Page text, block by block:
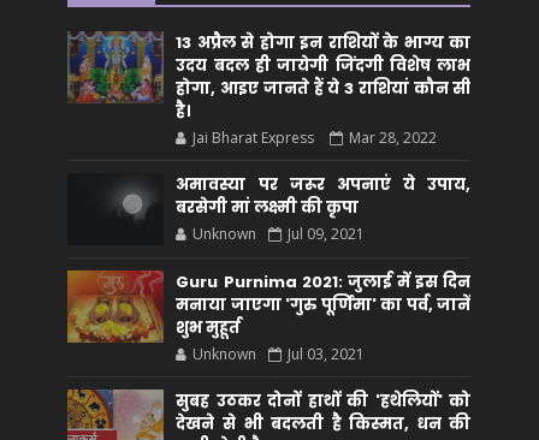
13 अप्रैल से होगा इन राशियों के भाग्य का
उदय बदल ही जायेगी जिंदगी विशेष लाभ
होगा, आइए जानते हैं ये 3 राशियां कौन सीं
है।
Jai Bharat Express Mar 28, 2022
अमावस्या पर जरूर अपनाएं ये उपाय,
बरसेगी मां लक्ष्मी की कृपा
Unknown Jul 09, 2021
Guru Purnima 2021: जुलाई में इस दिन
मनाया जाएगा 'गुरु पूर्णिमा' का पर्व, जानें
शुभ मुहूर्त
Unknown Jul 03, 2021
सुबह उठकर दोनों हाथों की 'हथेलियों' को
देखने से भी बदलती है किस्मत, धन की